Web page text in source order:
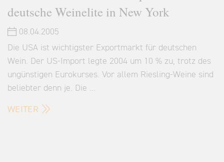
deutsche Weinelite in New York
08.04.2005
Die USA ist wichtigster Exportmarkt für deutschen
Wein. Der US-Import legte 2004 um 10 % zu, trotz des
ungünstigen Eurokurses. Vor allem Riesling-Weine sind
beliebter denn je. Die …
WEITER